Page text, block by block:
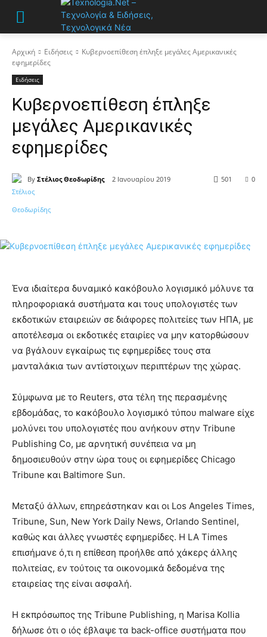
Αρχική Ειδήσεις
Κυβερνοεπίθεση έπληξε μεγάλες Αμερικανικές
εφημερίδες
Ειδήσεις
Κυβερνοεπίθεση έπληξε
μεγάλες Αμερικανικές
εφημερίδες
By Στέλιος Θεοδωρίδης 2 Ιανουαρίου 2019 0
501
Ένα ιδιαίτερα δυναμικό κακόβουλο λογισμικό μόλυνε τα
πληροφοριακά συστήματα και τους υπολογιστές των
εκδοτικών εταιρειών σε διάφορες πολιτείες των ΗΠΑ, με
αποτέλεσμα οι εκδοτικές εταιρίες να μην κατορθώσουν
να βγάλουν εγκαίρως τις εφημερίδες τους στα
μανταλάκια των αντίστοιχων περιπτέρων της χώρας.
Σύμφωνα με το Reuters, στα τέλη της περασμένης
εβδομάδας, το κακόβουλο λογισμικό τύπου malware είχε
μολύνει του υπολογιστές που ανήκουν στην Tribune
Publishing Co, με αρνητική συνέπεια να μη
δημοσιευθούν στην ώρα τους οι εφημερίδες Chicago
Tribune και Baltimore Sun.
Μεταξύ άλλων, επηρεάστηκαν και οι Los Angeles Times,
Tribune, Sun, New York Daily News, Orlando Sentinel,
καθώς και άλλες γνωστές εφημερίδες. Η LA Times
επισήμανε ό,τι η επίθεση προήλθε από χάκερς άλλης
πολιτείας, εν τούτοις τα οικονομικά δεδομένα της
εταιρείας της είναι ασφαλή.
Η εκπρόσωπος της Tribune Publishing, η Marisa Kollia
δήλωσε ότι ο ιός έβλαψε τα back-office συστήματα που